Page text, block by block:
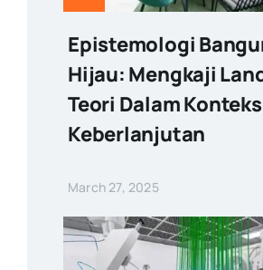
Epistemologi
Hijau: Mengkaji
Teori Dalam Konteks
Keberlanjutan
March 27, 2025